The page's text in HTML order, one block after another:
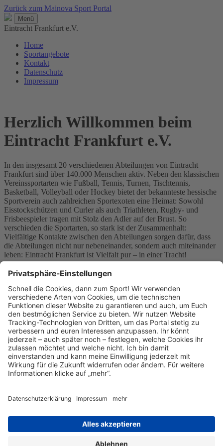
Zurück zum Mainova Sport Portal
Menü
Eintracht Frankfurt e.V.
Home
Sportangebote
Kontakt
Datenschutz
Impressum
Herzlich Willkommen beim
Eintracht Frankfurt e.V.
In den insgesamt 20 verschiedenen Abteilungen von Eintracht
Frankfurt sind über 140.000 Menschen aktiv. Neben den klassischen
Vereinssportarten wie Fußball, Tennis, Turnen, Tischtennis,
Basketball, Volleyball oder Hockey bietet der bekannteste hessische
Sportverein auch zahlreichen Sportexoten eine Heimat: Sowohl
Eisstockschützen und Curler als auch Triathleten, Rugby- und
Frisbeespieler tragen mit Stolz den Adler auf der Brust. So
verschieden die Sportarten, so stark ist der Zusammenhalt:
Vielfältige Kontakte zwischen den Abteilungen sorgen dafür, dass
die Abteilungen nicht nur nebeneinander, sondern auch miteinander
leben: Eintracht Frankfurt ist Vielfalt pur – in einer Tracht!
Eintracht Frankfurt e.V.
Alfred-Pfaff-Straße 1
60386 Frankfurt am Main
E-Mail:pietrek@eintracht-frankfurt.de
Telefon: 069-4209700
Website:http://www.eintracht-frankfurt.de
Sitemap
Kontakt
Kontakt